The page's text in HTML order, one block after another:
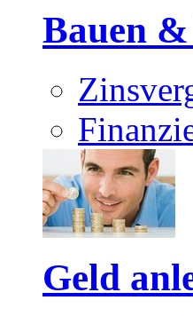
Bauen
Geld